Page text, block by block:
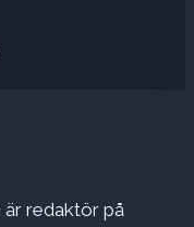
är redaktör på